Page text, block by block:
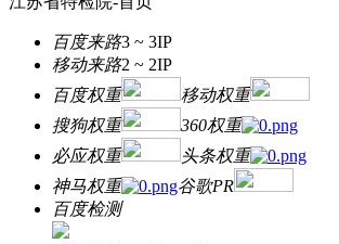
百度来路3 ~ 3IP
移动来路2 ~ 2IP
百度权重
移动权重
搜狗权重
360权重
必应权重
头条权重
神马权重
谷歌PR
百度检测